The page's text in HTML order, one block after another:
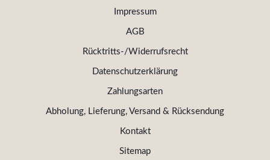
Impressum
AGB
Rücktritts-/Widerrufsrecht
Datenschutzerklärung
Zahlungsarten
Abholung, Lieferung, Versand & Rücksendung
Kontakt
Sitemap